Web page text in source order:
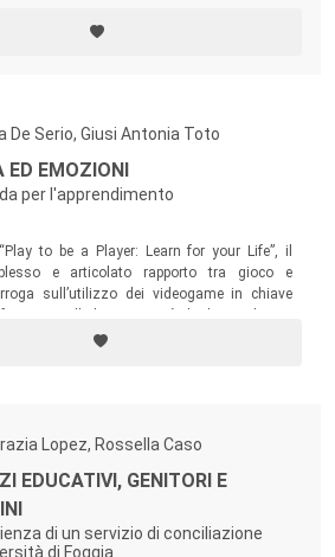
si hanno le parole per nominare la realtà,
per trasformarla.
De Serio, Giusi Antonia Toto
ED EMOZIONI
per l'apprendimento
to be a Player: Learn for your Life”, il
e articolato rapporto tra gioco e
sull’utilizzo dei videogame in chiave
nel processo di apprendimento individuale,
emotiva maturato dai bambini che
Lopez, Rossella Caso
EDUCATIVI, GENITORI E
di un servizio di conciliazione
di Foggia